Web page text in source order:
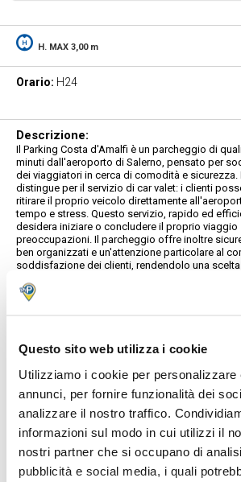
Questo sito web utilizza i cookie
Utilizziamo i cookie per personalizzare
annunci, per fornire funzionalità dei
analizzare il nostro traffico.
informazioni sul modo in cui utilizzi il
nostri partner che si occupano di
pubblicità e social media, i quali
H. MAX 3,00 m
Orario: H24
Descrizione:
Il Parking Costa d'Amalfi è un parcheggio di
minuti dall'aeroporto di Salerno, pensato per
dei viaggiatori in cerca di comodità e sicurezza.
distingue per il servizio di car valet: i clienti
ritirare il proprio veicolo direttamente
tempo e stress. Questo servizio, rapido ed
desidera iniziare o concludere il proprio viaggio
preoccupazioni. Il parcheggio offre inoltre
ben organizzati e un'attenzione particolare al
soddisfazione dei clienti, rendendolo una
Caratteristiche:
Servizio Car Valet:
al terminal dell'aeroporto. Per il servizio car
concordare il ritiro del mezzo con gli operatori.
Posizione:
Troverai indirizzo e numeri telefonici del
prenotazione MyParking.
Utilizza la mappa per conoscere la posizione